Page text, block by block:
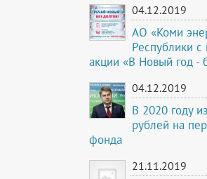
04.12.2019
АО «Коми
Республики
акции «В Новый год -
04.12.2019
В 2020 году
рублей на
фонда
21.11.2019